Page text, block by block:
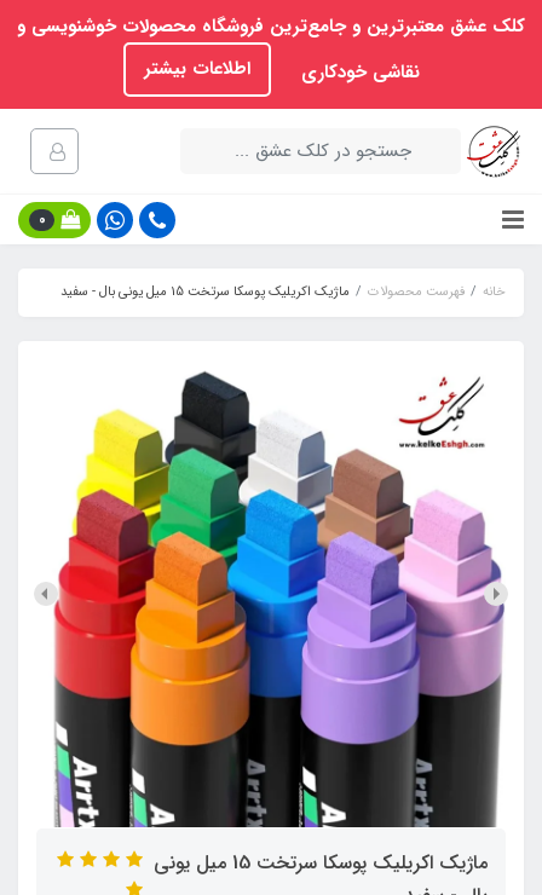
کلک عشق معتبرترین و جامع‌ترین فروشگاه محصولات خوشنویسی و
نقاشی خودکاری
اطلاعات بیشتر
0
خانه فهرست محصولات ماژیک اکریلیک پوسکا سرتخت 15 میل یونی بال - سفید
ماژیک اکریلیک پوسکا سرتخت 15 میل یونی